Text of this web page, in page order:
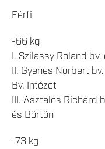
Férfi
-66 kg
I. Szilassy Roland bv.
II. Gyenes Norbert
Bv. Intézet
III. Asztalos Richárd
és Börtön
-73 kg